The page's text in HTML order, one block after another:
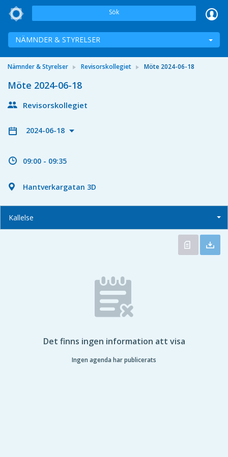
Sök
NÄMNDER & STYRELSER
Nämnder & Styrelser Revisorskollegiet Möte 2024-06-18
Möte 2024-06-18
Revisorskollegiet
2024-06-18
09:00 - 09:35
Hantverkargatan 3D
Kallelse
Det finns ingen information att visa
Ingen agenda har publicerats